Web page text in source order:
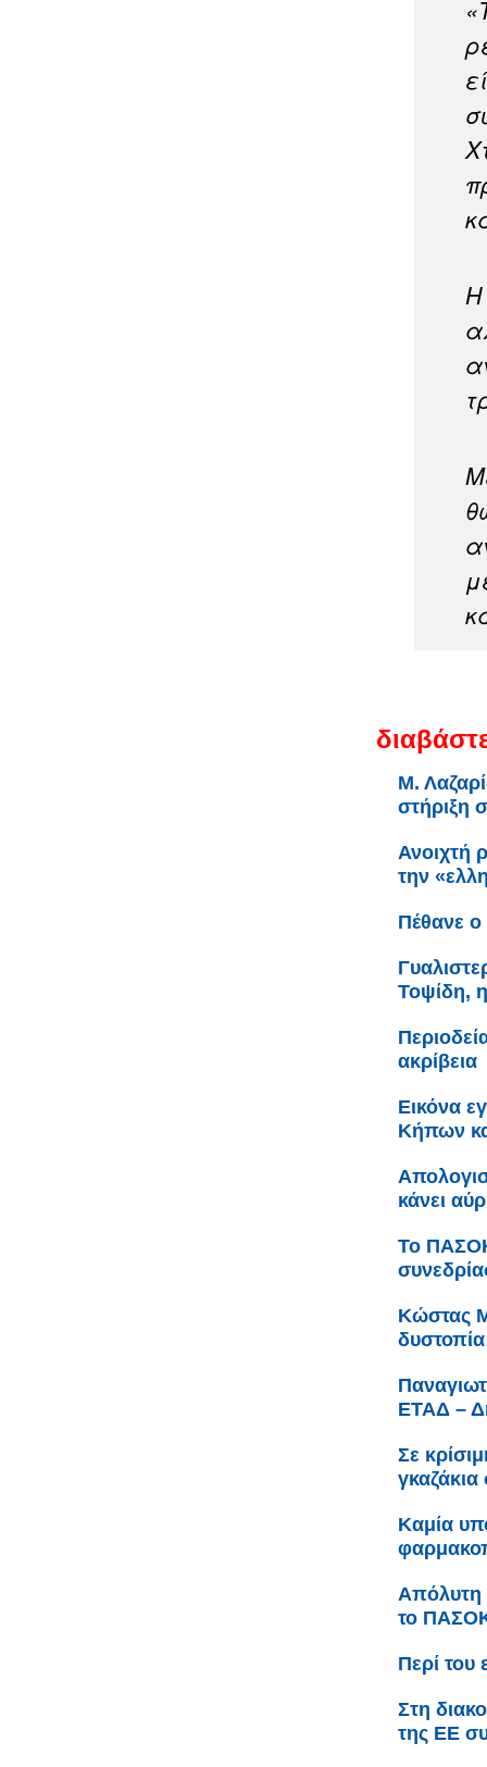
Η
Μ.
στήριξη
Ανοιχτή
την
Πέθανε ο
Τοψίδη,
ακρίβεια
Εικόνα
Κήπων
κάνει
Το ΠΑΣΟΚ
Κώστας
ΕΤΑΔ –
Σε
Καμία
Απόλυτη
το
Περί του
Στη
της ΕΕ